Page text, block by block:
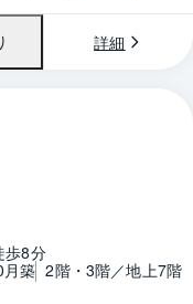
詳細
間取り
歩8分
築 2階・3階／地上7階